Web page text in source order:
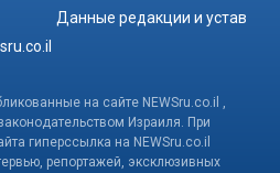
Данные редакции и устав
на сайте NEWSru.co.il ,
Израиля. При
гиперссылка на NEWSru.co.il
репортажей, эксклюзивных